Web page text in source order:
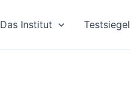
Das Institut Testsiegel